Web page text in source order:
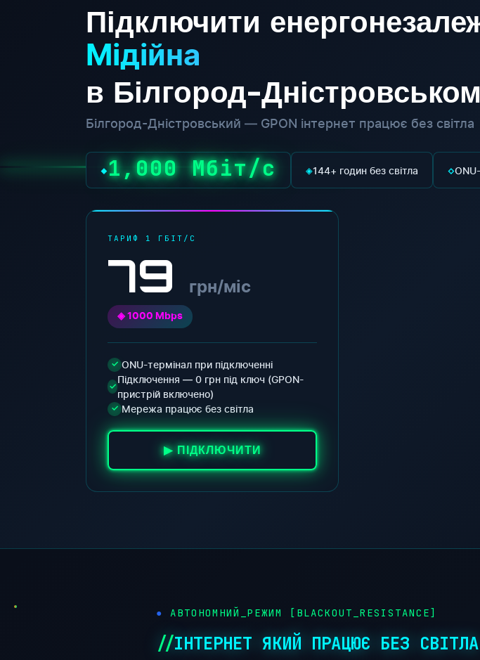
Підключити
Мідійна
в Білгород-
Білгород-Дністровський — GPON інтернет працює без світла
◆1,000 Мбіт/с ◈144+ годин без світла ◇
ТАРИФ 1 ГБІТ/С
79 грн/міс
◈ 1000 Mbps
✓ ONU-термінал при підключенні
✓
Підключення — 0 грн під ключ (GPON-
пристрій включено)
✓ Мережа працює без світла
▶ ПІДКЛЮЧИТИ
● АВТОНОМНИЙ_РЕЖИМ [BLACKOUT_RESISTANCE]
ІНТЕРНЕТ ЯКИЙ ПРАЦЮЄ БЕЗ СВІТЛА